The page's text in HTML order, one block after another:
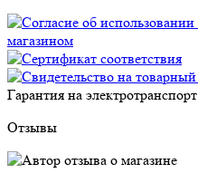
Гарантия на электротранспорт
Отзывы